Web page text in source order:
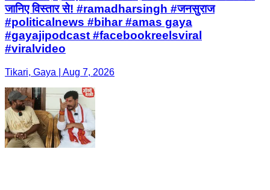
जानिए विस्तार से! #ramadharsingh #जनसुराज
#politicalnews #bihar #amas gaya
#gayajipodcast #facebookreelsviral
#viralvideo
Tikari, Gaya | Aug 7, 2026